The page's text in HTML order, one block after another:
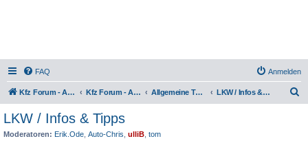
FAQ Anmelden
Kfz Forum - Auto, Motorrad und LKW Kfz Forum - Auto, Motorrad und LKW Allgemeine Themen rund um LKW, Zugmaschinen, Anhänger, Kleintransporter, Nutzfahrzeuge und Sattelschlepper LKW / Infos & Tipps
LKW / Infos & Tipps
Moderatoren: Erik.Ode Auto-Chris ulliB tom